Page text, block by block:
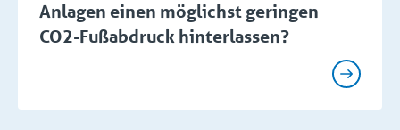
Anlagen einen möglichst geringen
CO2-Fußabdruck hinterlassen?